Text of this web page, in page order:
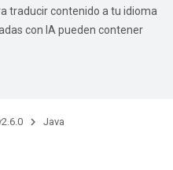
traducir contenido a tu idioma
con IA pueden contener
Java